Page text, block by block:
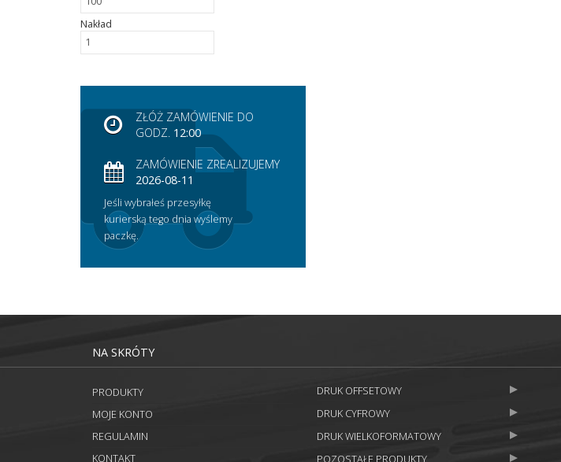
Nakład
ZŁÓŻ ZAMÓWIENIE DO
GODZ. 12:00
ZAMÓWIENIE ZREALIZUJEMY
2026-08-11
Jeśli wybrałeś przesyłkę
kurierską tego dnia wyślemy
paczkę.
NA SKRÓTY
PRODUKTY
MOJE KONTO
REGULAMIN
KONTAKT
DRUK OFFSETOWY
DRUK CYFROWY
DRUK WIELKOFORMATOWY
POZOSTAŁE PRODUKTY